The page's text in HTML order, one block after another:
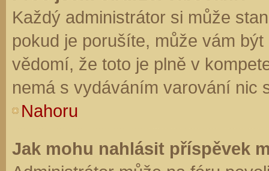
Každý administrátor si může
pokud je porušíte, může vám
vědomí, že toto je plně v
nemá s vydáváním varování nic
Nahoru
Jak mohu nahlásit příspěvek